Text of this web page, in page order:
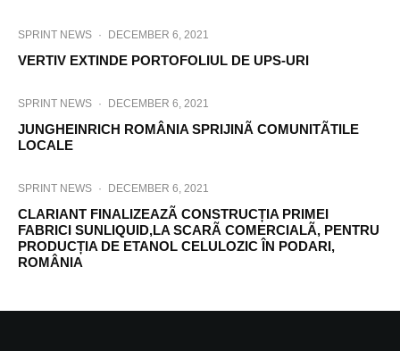
SPRINT NEWS · DECEMBER 6, 2021
VERTIV EXTINDE PORTOFOLIUL DE UPS-URI
SPRINT NEWS · DECEMBER 6, 2021
JUNGHEINRICH ROMÂNIA SPRIJINÃ COMUNITÃTILE
LOCALE
SPRINT NEWS · DECEMBER 6, 2021
CLARIANT FINALIZEAZÃ CONSTRUCȚIA PRIMEI
FABRICI SUNLIQUID,LA SCARÃ COMERCIALÃ, PENTRU
PRODUCȚIA DE ETANOL CELULOZIC ÎN PODARI,
ROMÂNIA